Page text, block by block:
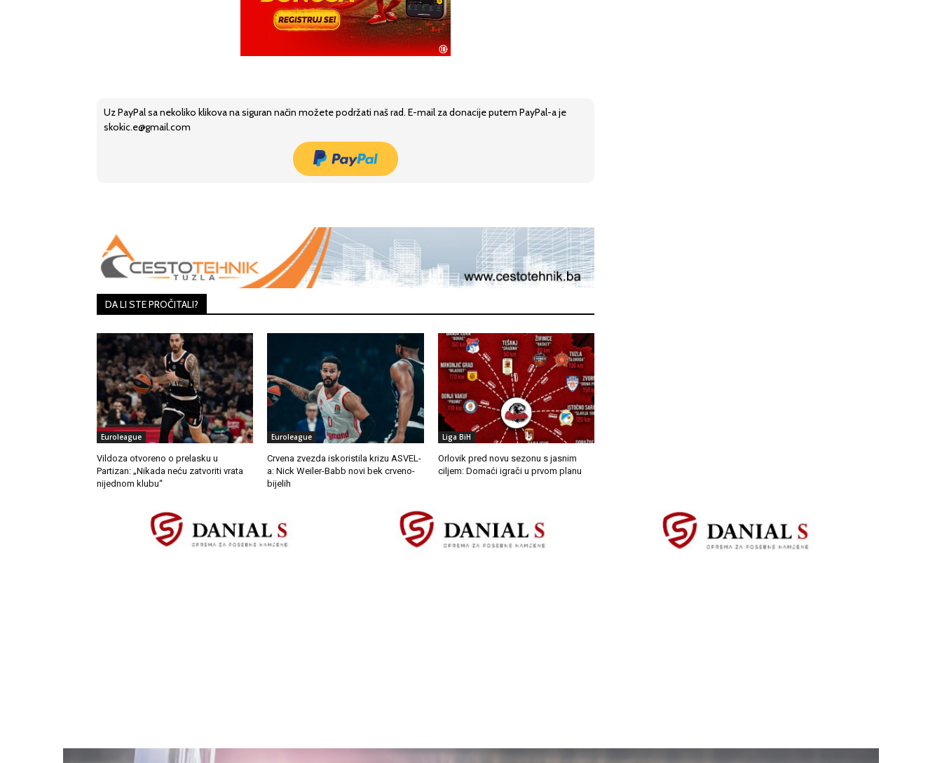
Uz PayPal sa nekoliko klikova na siguran način možete podržati naš rad. E-mail za donacije putem PayPal-a je
skokic.e@gmail.com
DA LI STE PROČITALI?
Euroleague
Vildoza otvoreno o prelasku u
Partizan: „Nikada neću zatvoriti vrata
nijednom klubu“
Euroleague
Crvena zvezda iskoristila krizu ASVEL-
a: Nick Weiler-Babb novi bek crveno-
bijelih
Liga BiH
Orlovik pred novu sezonu s jasnim
ciljem: Domaći igrači u prvom planu